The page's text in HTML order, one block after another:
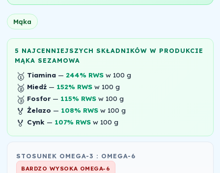
Mąka
5 NAJCENNIEJSZYCH SKŁADNIKÓW W PRODUKCIE
MĄKA SEZAMOWA
🥇 Tiamina— 244% RWSw 100 g
🥈 Miedź— 152% RWSw 100 g
🥉 Fosfor— 115% RWSw 100 g
🏅 Żelazo — 108% RWSw 100 g
🏅 Cynk— 107% RWSw 100 g
STOSUNEK OMEGA-3 : OMEGA-6
BARDZO WYSOKA OMEGA-6